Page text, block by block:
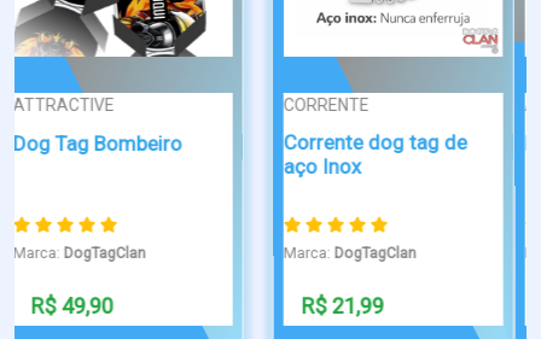
ATTRACTIVE
Dog Tag Japão
Marca:DogTagClan
R$ 49,90
CLASSIC
Dog Tag Bandeira
Estados Unidos...
Marca:DogTagClan
R$ 29,90